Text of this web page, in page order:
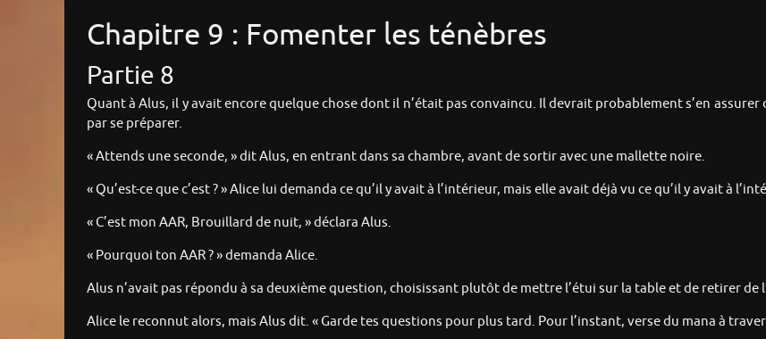
Chapitre 9 : Fomenter les ténèbres
Partie 8
Quant à Alus, il y avait encore quelque chose dont il n’était pas convaincu. Il devrait probablement s’en assurer
par se préparer.
« Attends une seconde, » dit Alus, en entrant dans sa chambre, avant de sortir avec une mallette noire.
« Qu’est-ce que c’est ? » Alice lui demanda ce qu’il y avait à l’intérieur, mais elle avait déjà vu ce qu’il y avait à
« C’est mon AAR, Brouillard de nuit, » déclara Alus.
« Pourquoi ton AAR ? » demanda Alice.
Alus n’avait pas répondu à sa deuxième question, choisissant plutôt de mettre l’étui sur la table et de retirer de
Alice le reconnut alors, mais Alus dit. « Garde tes questions pour plus tard. Pour l’instant, verse du mana à